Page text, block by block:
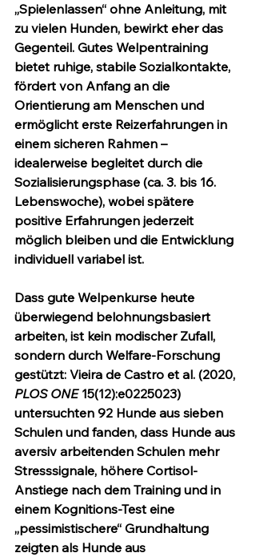
„Spielenlassen“ ohne Anleitung, mit
zu vielen Hunden, bewirkt eher das
Gegenteil. Gutes Welpentraining
bietet ruhige, stabile Sozialkontakte,
fördert von Anfang an die
Orientierung am Menschen und
ermöglicht erste Reizerfahrungen in
einem sicheren Rahmen –
idealerweise begleitet durch die
Sozialisierungsphase (ca. 3. bis 16.
Lebenswoche), wobei spätere
positive Erfahrungen jederzeit
möglich bleiben und die Entwicklung
individuell variabel ist.
Dass gute Welpenkurse heute
überwiegend belohnungsbasiert
arbeiten, ist kein modischer Zufall,
sondern durch Welfare-Forschung
gestützt: Vieira de Castro et al. (2020,
PLOS ONE 15(12):e0225023)
untersuchten 92 Hunde aus sieben
Schulen und fanden, dass Hunde aus
aversiv arbeitenden Schulen mehr
Stresssignale, höhere Cortisol-
Anstiege nach dem Training und in
einem Kognitions-Test eine
„pessimistischere“ Grundhaltung
zeigten als Hunde aus